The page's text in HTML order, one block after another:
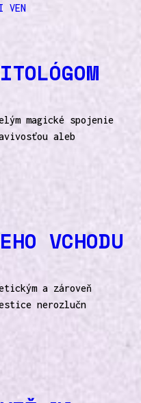
magické spojenie
aleb
VCHODU
a zároveň
nerozlučn